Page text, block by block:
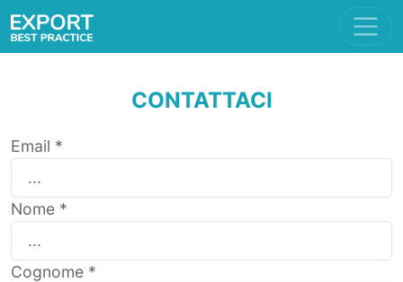
CONTATTACI
Email *
Nome *
Cognome *